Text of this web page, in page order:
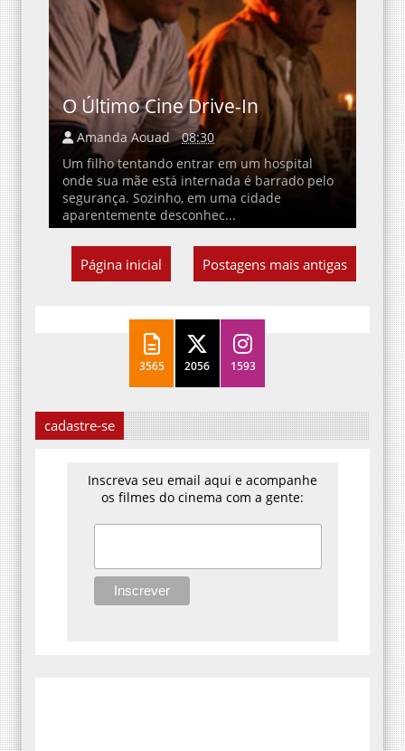
O Último Cine Drive-In
Amanda Aouad
08:30
Um filho tentando entrar em um hospital
onde sua mãe está internada é barrado pelo
segurança. Sozinho, em uma cidade
aparentemente desconhec...
Postagens mais antigas
Página inicial
3565 2056 1593
cadastre-se
Inscreva seu email aqui e acompanhe
os filmes do cinema com a gente: